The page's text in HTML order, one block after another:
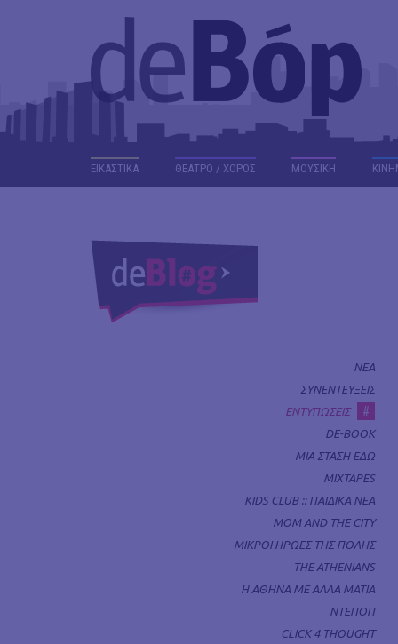
ΕΙΚΑΣΤΙΚΑ ΘΕΑΤΡΟ / ΧΟΡΟΣ ΜΟΥΣΙΚΗ
ΝΕΑ
ΣΥΝΕΝΤΕΥΞΕΙΣ
ΕΝΤΥΠΩΣΕΙΣ
#
DE-BOOK
ΜΙΑ ΣΤΑΣΗ ΕΔΩ
MIXTAPES
KIDS CLUB :: ΠΑΙΔΙΚΑ ΝΕΑ
MOM AND THE CITY
ΜΙΚΡΟΙ ΗΡΩΕΣ ΤΗΣ ΠΟΛΗΣ
THE ATHENIANS
Η ΑΘΗΝΑ ΜΕ ΑΛΛΑ ΜΑΤΙΑ
ΝΤΕΠΟΠ
CLICK 4 THOUGHT